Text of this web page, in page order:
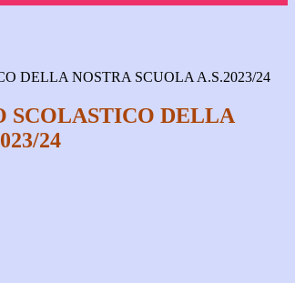
DELLA NOSTRA SCUOLA A.S.2023/24
SCOLASTICO DELLA
24